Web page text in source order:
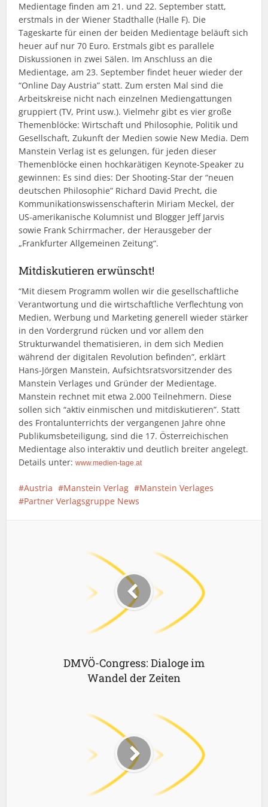
Medientage finden am 21. und 22. September statt,
erstmals in der Wiener Stadthalle (Halle F). Die
Tageskarte für einen der beiden Medientage beläuft sich
heuer auf nur 70 Euro. Erstmals gibt es parallele
Diskussionen in zwei Sälen. Im Anschluss an die
Medientage, am 23. September findet heuer wieder der
“Online Day Austria” statt. Zum ersten Mal sind die
Arbeitskreise nicht nach einzelnen Mediengattungen
gruppiert (TV, Print usw.). Vielmehr gibt es vier große
Themenblöcke: Wirtschaft und Philosophie, Politik und
Gesellschaft, Zukunft der Medien sowie New Media. Dem
Manstein Verlag ist es gelungen, für jeden dieser
Themenblöcke einen hochkarätigen Keynote-Speaker zu
gewinnen: Es sind dies: Der Shooting-Star der “neuen
deutschen Philosophie” Richard David Precht, die
Kommunikationswissenschafterin Miriam Meckel, der
US-amerikanische Kolumnist und Blogger Jeff Jarvis
sowie Frank Schirrmacher, der Herausgeber der
„Frankfurter Allgemeinen Zeitung“.
Mitdiskutieren erwünscht!
“Mit diesem Programm wollen wir die gesellschaftliche
Verantwortung und die wirtschaftliche Verflechtung von
Medien, Werbung und Marketing generell wieder stärker
in den Vordergrund rücken und vor allem den
Strukturwandel thematisieren, in dem sich Medien
während der digitalen Revolution befinden”, erklärt
Hans-Jörgen Manstein, Aufsichtsratsvorsitzender des
Manstein Verlages und Gründer der Medientage.
Manstein rechnet mit etwa 2.000 Teilnehmern. Diese
sollen sich “aktiv einmischen und mitdiskutieren”. Statt
des Frontalunterrichts der vergangenen Jahre ohne
Publikumsbeteiligung, sind die 17. Österreichischen
Medientage also interaktiv und deutlich breiter angelegt.
Details unter:www.medien-tage.at
Austria Manstein Verlag
Manstein Verlages
Partner Verlagsgruppe News
DMVÖ-Congress: Dialoge im
Wandel der Zeiten